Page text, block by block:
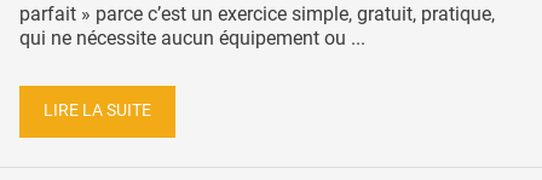
parfait » parce c’est un exercice simple, gratuit, pratique,
qui ne nécessite aucun équipement ou ...
LIRE LA SUITE